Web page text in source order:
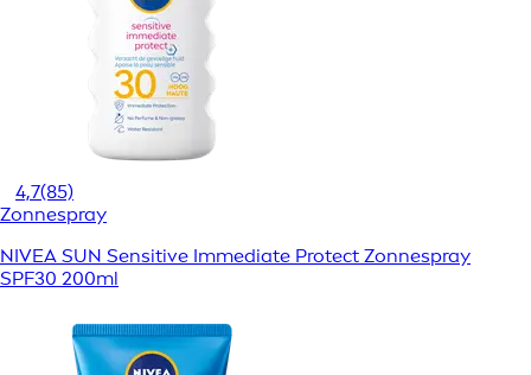
4,7(85)
Zonnespray
NIVEA SUN Sensitive Immediate Protect Zonnespray
SPF30 200ml